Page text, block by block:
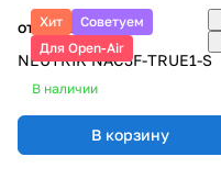
Хит
Советуем
Для Open-Air
от 1 851 ₽/шт
NEUTRIK NAC3F-TRUE1-S
В наличии
В корзину